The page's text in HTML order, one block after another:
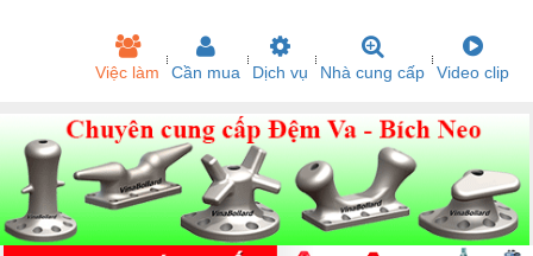
Việc làm Cần mua Dịch vụ Nhà cung cấp Video clip